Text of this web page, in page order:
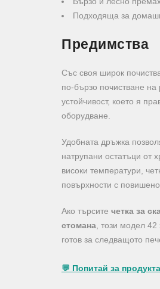
Подходяща за
Предимства
Със своя широк
по-бързо почистване
устойчивост, което я
оборудване.
Удобната дръжка
натрупани остатъци от
високи температури,
повърхности с
Ако търсите четка за
стомана , този модел
готов за следващото
💬 Попитай за